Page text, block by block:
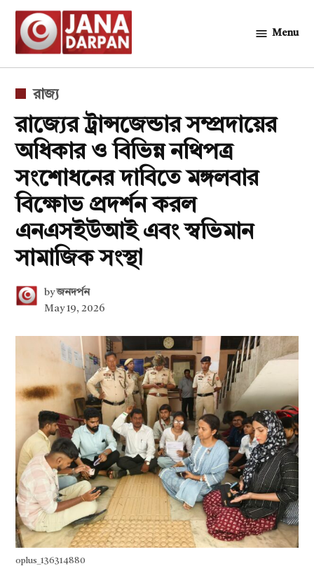
Skip
content
Menu
POSTED
রাজ্য
রাজ্যের ট্রান্সজেন্ডার সম্প্রদায়ের
অধিকার ও বিভিন্ন নথিপত্র
সংশোধনের দাবিতে মঙ্গলবার
বিক্ষোভ প্রদর্শন করল
এনএসইউআই এবং স্বভিমান
সামাজিক সংস্থা
by জনদর্পন
May 19, 2026
oplus_136314880